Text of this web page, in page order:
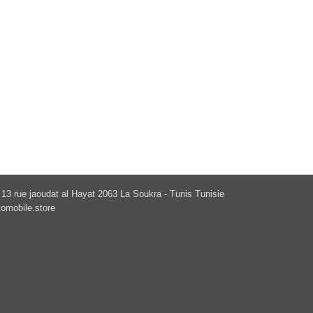
rue jaoudat al Hayat 2063 La Soukra - Tunis Tunisie